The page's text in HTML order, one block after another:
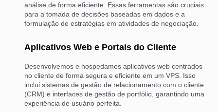
análise de forma eficiente. Essas ferramentas são cruciais
para a tomada de decisões baseadas em dados e a
formulação de estratégias em atividades de negociação.
Aplicativos Web e Portais do Cliente
Desenvolvemos e hospedamos aplicativos web centrados
no cliente de forma segura e eficiente em um VPS. Isso
inclui sistemas de gestão de relacionamento com o cliente
(CRM) e interfaces de gestão de portfólio, garantindo uma
experiência de usuário perfeita.